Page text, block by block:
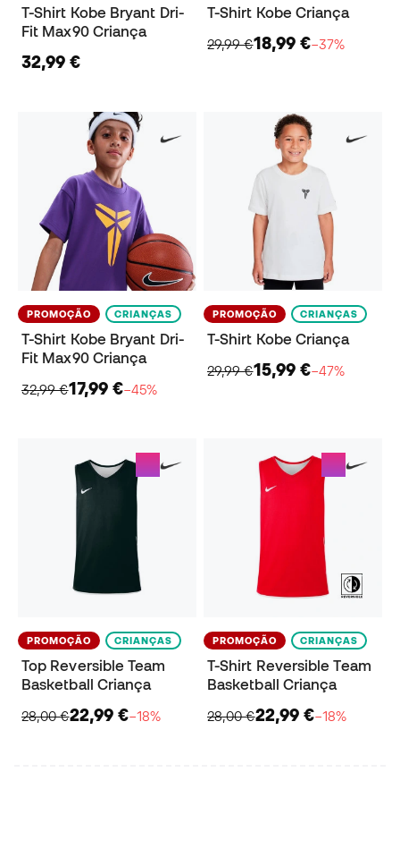
T-Shirt Kobe Bryant Dri-
Fit Max90 Criança
32,99 €
T-Shirt Kobe Criança
29,99 €18,99 €−37%
PROMOÇÃO CRIANÇAS
T-Shirt Kobe Bryant Dri-
Fit Max90 Criança
32,99 €17,99 €−45%
PROMOÇÃO CRIANÇAS
T-Shirt Kobe Criança
29,99 €15,99 €−47%
PROMOÇÃO CRIANÇAS
Top Reversible Team
Basketball Criança
28,00 €22,99 €−18%
PROMOÇÃO CRIANÇAS
T-Shirt Reversible Team
Basketball Criança
28,00 €22,99 €−18%